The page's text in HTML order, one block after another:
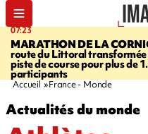
07:23
MARATHON DE LA
route du Littoral transformée
piste de course pour plus de
participants
Accueil France - Monde
Actualités du monde